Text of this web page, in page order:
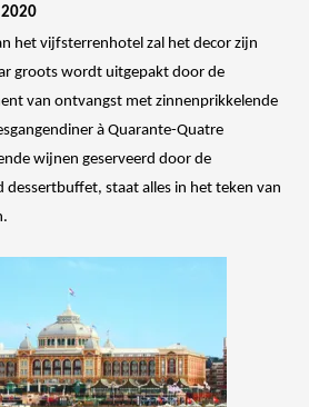
2020
het vijfsterrenhotel zal het decor zijn
groots wordt uitgepakt door de
van ontvangst met zinnenprikkelende
à Quarante-Quatre
wijnen geserveerd door de
dessertbuffet, staat alles in het teken van